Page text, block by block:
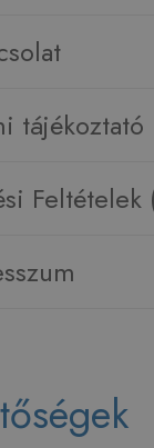
tájékoztató
Feltételek